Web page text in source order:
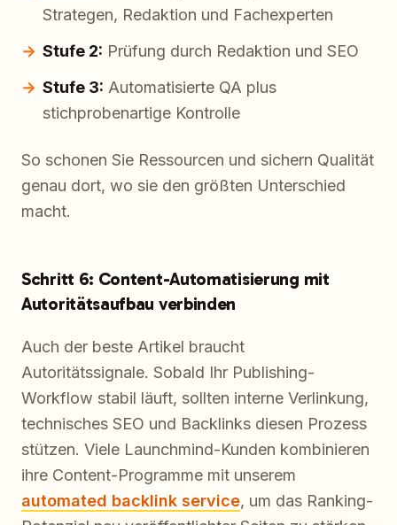
Strategen, Redaktion und Fachexperten
Stufe 2: Prüfung durch Redaktion und SEO
Stufe 3: Automatisierte QA plus
stichprobenartige Kontrolle
So schonen Sie Ressourcen und sichern Qualität
genau dort, wo sie den größten Unterschied
macht.
Schritt 6: Content-Automatisierung mit
Autoritätsaufbau verbinden
Auch der beste Artikel braucht
Autoritätssignale. Sobald Ihr Publishing-
Workflow stabil läuft, sollten interne Verlinkung,
technisches SEO und Backlinks diesen Prozess
stützen. Viele Launchmind-Kunden kombinieren
ihre Content-Programme mit unserem
automated backlink service, um das Ranking-